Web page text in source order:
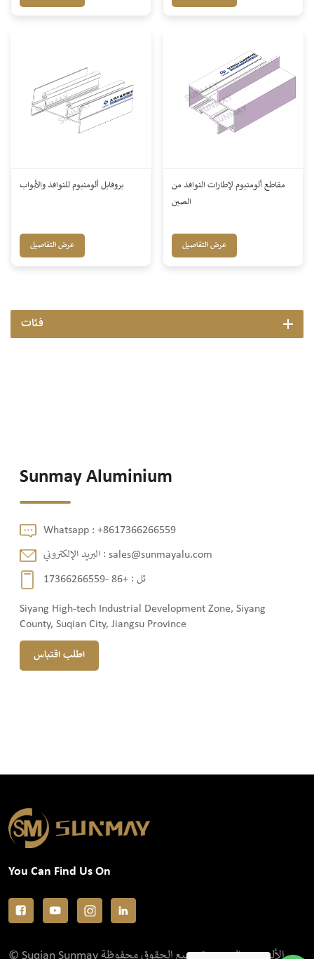
بروفايل ألومنيوم للنوافذ والأبواب
عرض التفاصيل
مقاطع ألومنيوم لإطارات النوافذ من
الصين
عرض التفاصيل
فئات
Sunmay Aluminium
Whatsapp :+8617366266559
البريد الإلكتروني :sales@sunmayalu.com
تل : +86 -17366266559
Siyang High-tech Industrial Development Zone, Siyang
County, Suqian City, Jiangsu Province
اطلب اقتباس
You Can Find Us On
© Suqian Sunmay الألومنيوم المحدودة جميع الحقوق محفوظة .